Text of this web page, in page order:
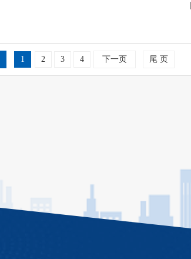
1 2 3 4 下一页 尾 页